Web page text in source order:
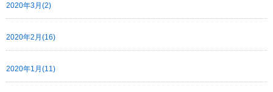
2020年3月(2)
2020年2月(16)
2020年1月(11)